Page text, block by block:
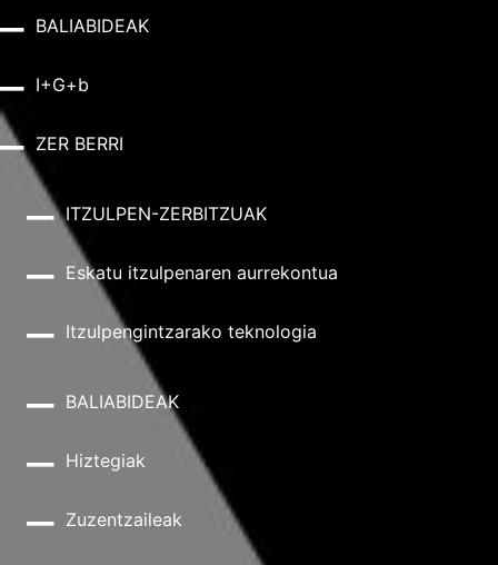
BALIABIDEAK
I+G+b
ZER BERRI
ITZULPEN-ZERBITZUAK
Eskatu itzulpenaren aurrekontua
Itzulpengintzarako teknologia
BALIABIDEAK
Hiztegiak
Zuzentzaileak